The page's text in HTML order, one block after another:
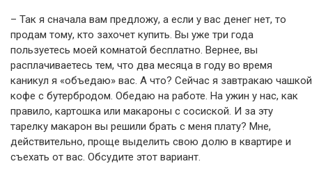
– Так я сначала вам предложу, а если у вас денег нет, то
продам тому, кто захочет купить. Вы уже три года
пользуетесь моей комнатой бесплатно. Вернее, вы
расплачиваетесь тем, что два месяца в году во время
каникул я «объедаю» вас. А что? Сейчас я завтракаю чашкой
кофе с бутербродом. Обедаю на работе. На ужин у нас, как
правило, картошка или макароны с сосиской. И за эту
тарелку макарон вы решили брать с меня плату? Мне,
действительно, проще выделить свою долю в квартире и
съехать от вас. Обсудите этот вариант.